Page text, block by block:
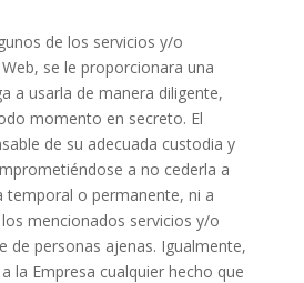
de los servicios y/o
se le proporcionara una
a usarla de manera diligente,
momento en secreto. El
de su adecuada custodia y
a no cederla a
temporal o permanente, ni a
mencionados servicios y/o
de personas ajenas. Igualmente,
la Empresa cualquier hecho que